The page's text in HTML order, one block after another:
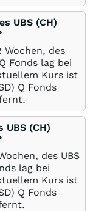
UBS (CH)
des
Fonds lag bei
Kurs ist
Q Fonds
UBS (CH)
des UBS
lag bei
Kurs ist
Q Fonds